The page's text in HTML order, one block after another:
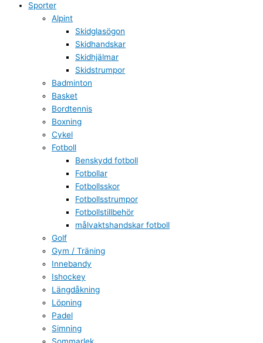
Sporter
Alpint
Skidglasögon
Skidhandskar
Skidhjälmar
Skidstrumpor
Badminton
Basket
Bordtennis
Boxning
Cykel
Fotboll
Benskydd fotboll
Fotbollar
Fotbollsskor
Fotbollsstrumpor
Fotbollstillbehör
målvaktshandskar fotboll
Golf
Gym / Träning
Innebandy
Ishockey
Längdåkning
Löpning
Padel
Simning